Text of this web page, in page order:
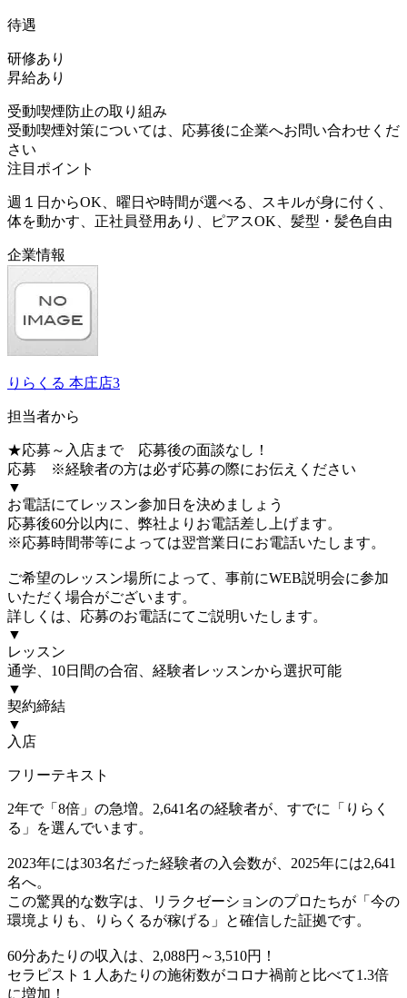
待遇
研修あり
昇給あり
受動喫煙防止の取り組み
受動喫煙対策については、応募後に企業へお問い合わせくだ
さい
注目ポイント
週１日からOK、曜日や時間が選べる、スキルが身に付く、
体を動かす、正社員登用あり、ピアスOK、髪型・髪色自由
企業情報
りらくる 本庄店3
担当者から
★応募～入店まで 応募後の面談なし！
応募 ※経験者の方は必ず応募の際にお伝えください
▼
お電話にてレッスン参加日を決めましょう
応募後60分以内に、弊社よりお電話差し上げます。
※応募時間帯等によっては翌営業日にお電話いたします。
ご希望のレッスン場所によって、事前にWEB説明会に参加
いただく場合がございます。
詳しくは、応募のお電話にてご説明いたします。
▼
レッスン
通学、10日間の合宿、経験者レッスンから選択可能
▼
契約締結
▼
入店
フリーテキスト
2年で「8倍」の急増。2,641名の経験者が、すでに「りらく
る」を選んでいます。
2023年には303名だった経験者の入会数が、2025年には2,641
名へ。
この驚異的な数字は、リラクゼーションのプロたちが「今の
環境よりも、りらくるが稼げる」と確信した証拠です。
60分あたりの収入は、2,088円～3,510円！
セラピスト１人あたりの施術数がコロナ禍前と比べて1.3倍
に増加！